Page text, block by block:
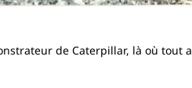
de Caterpillar, là où tout a